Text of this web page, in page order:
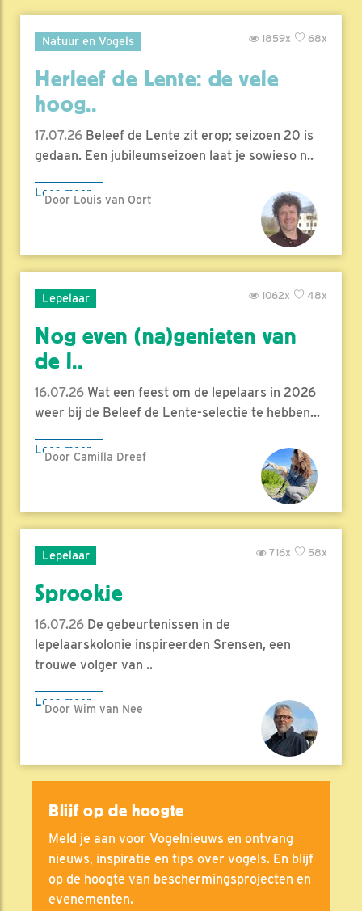
Natuur en Vogels 68x
1859x
Herleef de Lente: de vele
hoog..
17.07.26 Beleef de Lente zit erop; seizoen 20 is
gedaan. Een jubileumseizoen laat je sowieso n..
Lees meer
Door Louis van Oort
Lepelaar 48x
1062x
Nog even (na)genieten van
de l..
16.07.26 Wat een feest om de lepelaars in 2026
weer bij de Beleef de Lente-selectie te hebben...
Lees meer
Door Camilla Dreef
Lepelaar 58x
716x
Sprookje
16.07.26 De gebeurtenissen in de
lepelaarskolonie inspireerden Srensen, een
trouwe volger van ..
Lees meer
Door Wim van Nee
Blijf op de hoogte
Meld je aan voor Vogelnieuws en ontvang
nieuws, inspiratie en tips over vogels. En blijf
op de hoogte van beschermingsprojecten en
evenementen.